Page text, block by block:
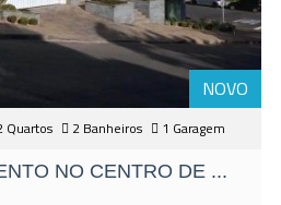
NOVO
Quartos 2 Banheiros 1 Garagem
NO CENTRO DE ...